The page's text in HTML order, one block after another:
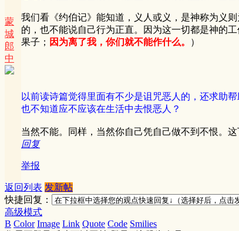
蒙
城
郎
中
我们看《约伯记》能知道，义人或义，是神称为义
的，也不能说自己行为正直。因为这一切都是神的
果子； 因为离了我，你们就不能作什么。 ）
以前读诗篇觉得里面有不少是诅咒恶人的，还求助帮
也不知道应不应该在生活中去恨恶人？
当然不能。同样，当然你自己凭自己做不到不恨。
回复
举报
返回列表 发新帖
快捷回复：
高级模式
B Color Image Link Quote Code Smilies